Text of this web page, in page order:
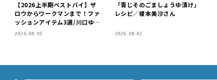
【2026上半期ベストバイ】ザ
ロウからワークマンまで！ファ
ッションアイテム3選/川口ゆか
り
2026.08.05
「青じそのごましょうゆ漬け」
レシピ／榎本美沙さん
2026.08.02